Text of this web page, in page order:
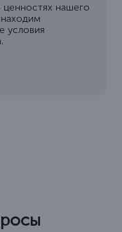
ценностях нашего
условия